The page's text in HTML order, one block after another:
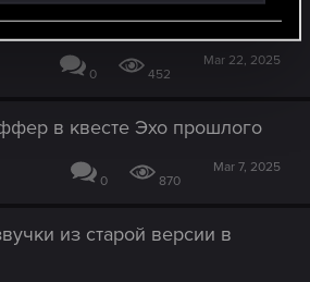
0 452
Mar 22, 2025
в квесте Эхо прошлого
0 870
Mar 7, 2025
из старой версии в